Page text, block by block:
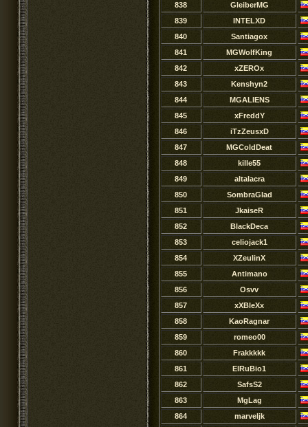
838
GleiberMG
839
INTELXD
840
Santiagox
841
MGWolfKing
842
xZEROx
843
Kenshyn2
844
MGALIENS
845
xFreddY
846
iTzZeusxD
847
MGColdDeat
848
kille55
849
altalacra
850
SombraGlad
851
JkaiseR
852
BlackDeca
853
celiojack1
854
XZeulinX
855
Antimano
856
Osvv
857
xXBleXx
858
KaoRagnar
859
romeo00
860
Frakkkkk
861
ElRuBio1
862
SafsS2
863
MgLag
864
marveljk